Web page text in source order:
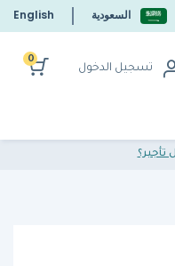
السعودية English
تسجيل الدخول
0
تأجير؟